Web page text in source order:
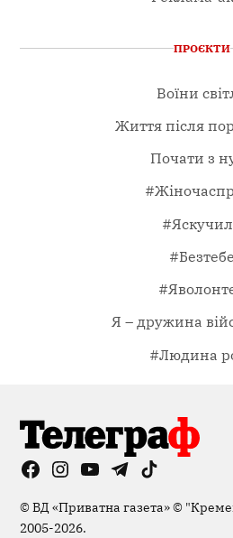
ПРОЄКТИ
Воїни
Життя після
Почати з
#Безтебе
Я – дружина
#Людина
FacebookInstagram
YouTubeTelegramTikTok
©ВД «Приватна газета»©
2005-2026.